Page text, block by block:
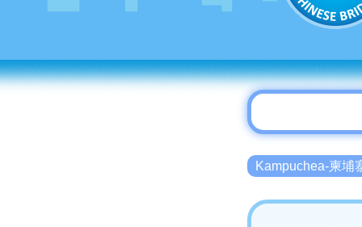
Kampuchea-柬埔